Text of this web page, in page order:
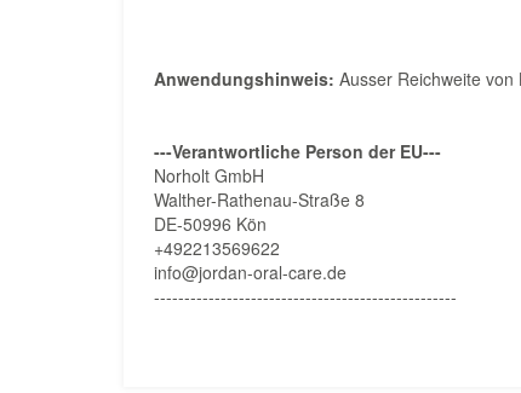
Anwendungshinweis: Ausser Reichweite
---Verantwortliche Person der EU---
Norholt GmbH
Walther-Rathenau-Straße 8
DE-50996 Kön
+492213569622
info@jordan-oral-care.de
--------------------------------------------------